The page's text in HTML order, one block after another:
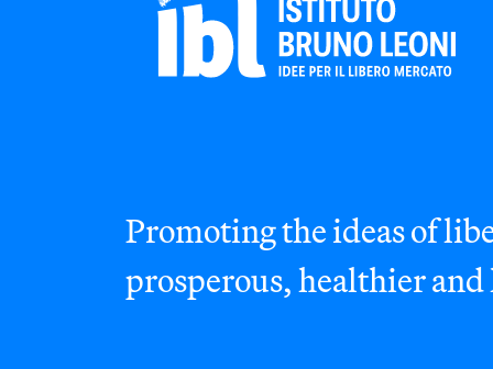
Promoting the ideas of
prosperous, healthier